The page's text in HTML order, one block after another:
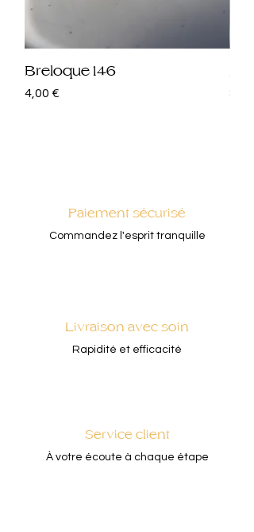
Breloque 146
Prix
4,00 € Prix
8,00
Paiement sécurisé
Commandez l'esprit tranquille
Livraison avec soin
Rapidité et efficacité
Service client
À votre écoute à chaque étape